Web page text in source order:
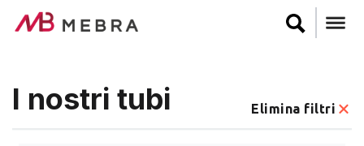
I nostri tubi Elimina filtri